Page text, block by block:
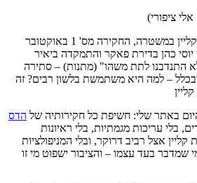
חשיפת חקירותיה של הדס קליין במשטרה, החקירה מס' 1 באוקטובר
יוסי כהן בדירת פאקר והתמקדה ביאיר
התנדבנו לתת משהו" (מתנות) – סתירה
– למה היא משתמשת בלשון רבים? זה
באתר שלי: חשיפת כל חקירותיה של הדס
בלי עריכות מגמתיות, בלי ראיונות
אצל רביב דרוקר, ובלי המניפולציות
שמדבר בעד עצמו – והציבור ישפוט מי זו